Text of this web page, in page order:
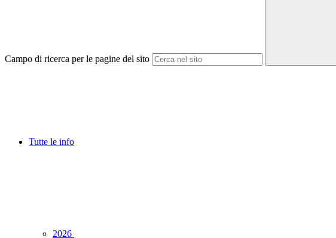
Campo di ricerca per le pagine del sito
Tutte le info
2026